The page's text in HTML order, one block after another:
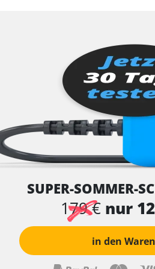
SUPER-SOMMER-
179 € nur
in den